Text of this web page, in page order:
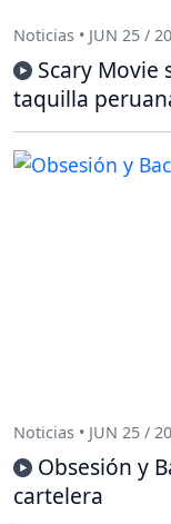
Noticias • JUN 25 /
Scary Movie
taquilla
Noticias • JUN 25 /
Obsesión y
cartelera